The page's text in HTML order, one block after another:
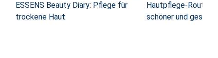
ESSENS Beauty Diary: Pflege für
trockene Haut
Hautpflege-
schöner und